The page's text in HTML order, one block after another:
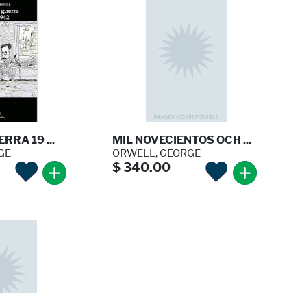
19 ... MIL NOVECIENTOS OCH ...
ORWELL, GEORGE
$ 340.00